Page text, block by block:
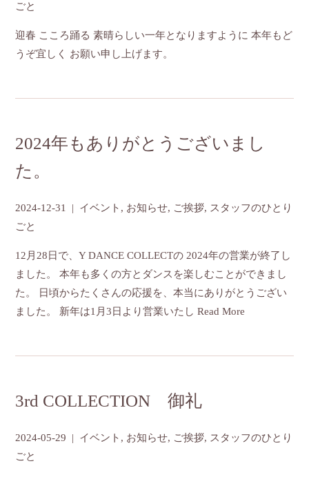
ごと
迎春 こころ踊る 素晴らしい一年となりますように 本年もど
うぞ宜しく お願い申し上げます。
2024年もありがとうございまし
た。
2024-12-31 | イベント , お知らせ, ご挨拶, スタッフのひとり
ごと
12月28日で、Y DANCE COLLECTの 2024年の営業が終了し
ました。 本年も多くの方とダンスを楽しむことができまし
た。 日頃からたくさんの応援を、本当にありがとうござい
ました。 新年は1月3日より営業いたしRead More
3rd COLLECTION 御礼
2024-05-29 | イベント , お知らせ, ご挨拶, スタッフのひとり
ごと